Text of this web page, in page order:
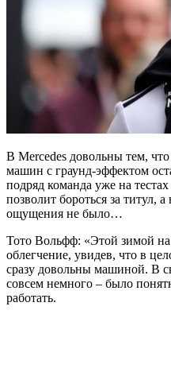
В Mercedes довольны тем,
машин с граунд-эффектом
подряд команда уже на
позволит бороться за титул,
ощущения не было…
Тото Вольфф: «Этой зимой на
облегчение, увидев, что в
сразу довольны машиной. В
совсем немного – было
работать.